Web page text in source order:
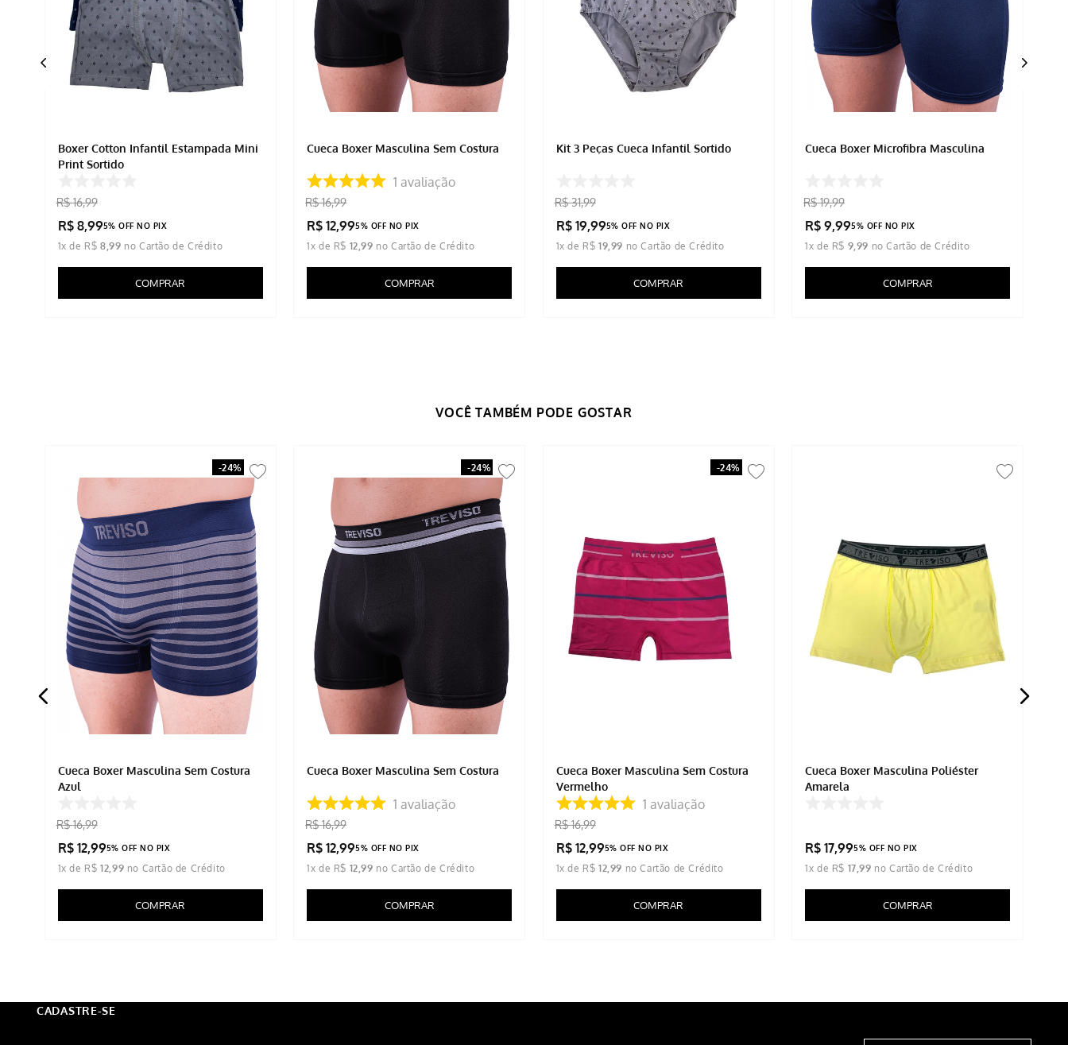
Boxer Cotton Infantil Estampada Mini
Print Sortido
R$ 16,99
R$ 8,995% OFF NO PIX
1x de R$ 8 ,99
COMPRAR
Cueca Boxer Masculina Sem Costura
1 avaliação
R$ 16,99
R$ 12,995% OFF NO PIX
1x de R$ 12 ,99
COMPRAR
Kit 3 Peças Cueca Infantil Sortido
R$ 31,99
R$ 19,995% OFF NO PIX
1x de R$ 19 99
COMPRAR
Cueca Boxer Microfibra Masculina
R$ 19,99
R$ 9,995% OFF NO PIX
1x de R$ 9 99
COMPRAR
-24%
Cueca Boxer Masculina Sem Costura
Azul
R$ 16,99
R$ 12,995% OFF NO PIX
1x de R$ 12 99
COMPRAR
-24%
Cueca Boxer Masculina Sem Costura
1 avaliação
R$ 16,99
R$ 12,995% OFF NO PIX
1x de R$ 12 ,99
COMPRAR
-24%
Cueca Boxer Masculina Sem Costura
Vermelho
1 avaliação
R$ 16,99
R$ 12,995% OFF NO PIX
1x de R$ 12 99
COMPRAR
Cueca Boxer Masculina Poliéster
Amarela
R$ 17,995% OFF NO PIX
1x de R$ 17 ,99
COMPRAR
CADASTRE-SE